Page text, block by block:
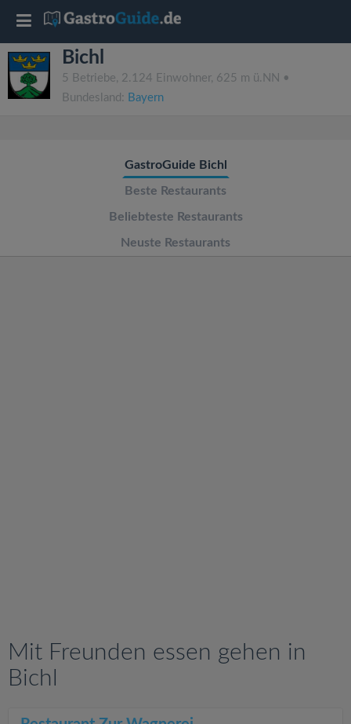
Bichl
5 Betriebe, 2.124 Einwohner, 625 m ü.NN •
Bundesland: Bayern
GastroGuide Bichl
Beste Restaurants
Beliebteste Restaurants
Neuste Restaurants
Mit Freunden essen gehen in
Bichl
T
o
g
n